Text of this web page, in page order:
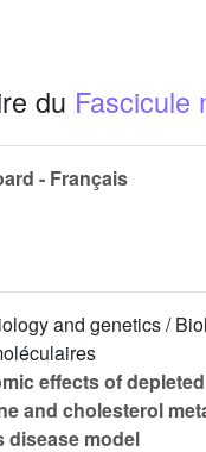
du Fascicule
- Français
and genetics /
effects of
and cholesterol
disease model